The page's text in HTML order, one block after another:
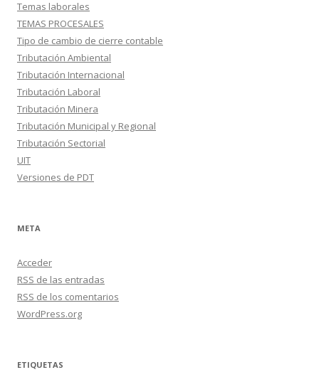
Temas laborales
TEMAS PROCESALES
Tipo de cambio de cierre contable
Tributación Ambiental
Tributación Internacional
Tributación Laboral
Tributación Minera
Tributación Municipal y Regional
Tributación Sectorial
UIT
Versiones de PDT
META
Acceder
RSS de las entradas
RSS de los comentarios
WordPress.org
ETIQUETAS